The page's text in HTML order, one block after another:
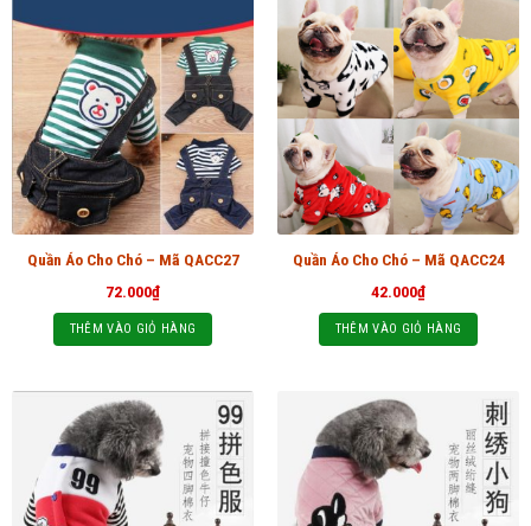
Quần Áo Cho Chó – Mã QACC27
72.000₫
THÊM VÀO GIỎ HÀNG
Quần Áo Cho Chó – Mã QACC24
42.000₫
THÊM VÀO GIỎ HÀNG